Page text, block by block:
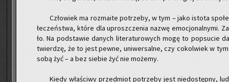
Czło­wiek ma roz­ma­ite po­trze­by, w tym – jako isto­ta
łe­czeń­stwa, które dla uprosz­cze­nia nazwę emo­cjo­nal­ny­mi.
ło. Na pod­sta­wie da­nych li­te­ra­tu­ro­wych mogę to po­psu­cie
twier­dzę, że to jest pewne, uni­wer­sal­ne, czy co­kol­wiek w
sobą żyć – a bez sie­bie żyć nie mo­że­my.
Kiedy wła­ści­wy przed­miot po­trze­by jest nie­do­stęp­ny,